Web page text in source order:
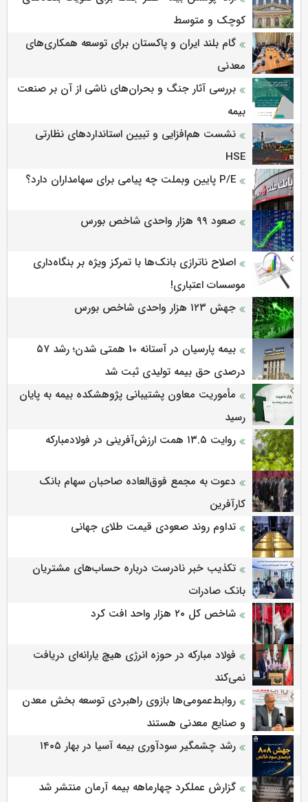
کوچک و متوسط
گام بلند ایران و پاکستان برای توسعه همکاری‌های
معدنی
بررسی آثار جنگ و بحران‌های ناشی از آن بر صنعت
بیمه
نشست هم‌افزایی و تبیین استانداردهای نظارتی
HSE
P/E پایین وبملت چه پیامی برای سهامداران دارد؟
صعود ۹۹ هزار واحدی شاخص بورس
اصلاح ناترازی بانک‌ها با تمرکز ویژه بر بنگاه‌داری
موسسات اعتباری!
جهش ۱۲۳ هزار واحدی شاخص بورس
بیمه پارسیان در آستانه 10 همتی شدن؛ رشد ۵۷
درصدی حق بیمه تولیدی ثبت شد
مأموریت معاون پشتیبانی پژوهشكده بیمه به پایان
رسید
روایت ۱۳.۵ همت ارزش‌آفرینی در فولادمبارکه
دعوت به مجمع فوق‌العاده صاحبان سهام بانک
کارآفرین
تداوم روند صعودی قیمت طلای جهانی
تکذیب خبر نادرست درباره حساب‌های مشتریان
بانک صادرات
شاخص کل ۲۰ هزار واحد افت کرد
فولاد مبارکه در حوزه انرژی هیچ یارانه‌ای دریافت
نمی‌کند
روابط‌‌عمومی‌ها بازوی راهبردی توسعه بخش معدن
و صنایع معدنی هستند
رشد چشمگیر سودآوری بیمه آسیا در بهار ۱۴۰۵
گزارش عملکرد چهارماهه بیمه آرمان منتشر شد